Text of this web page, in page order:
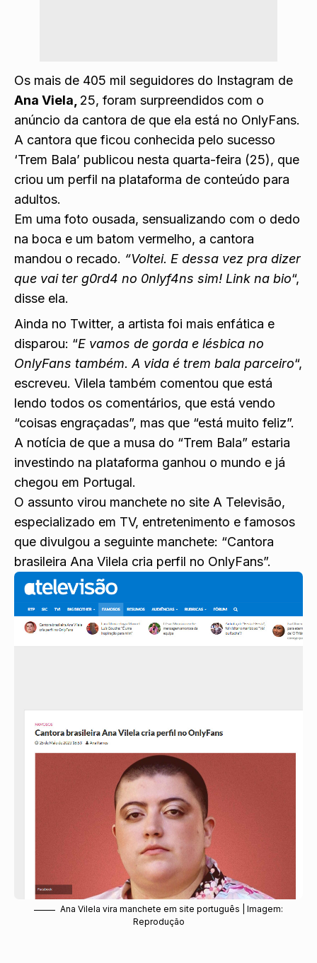
Os mais de 405 mil seguidores do Instagram de
Ana Viela, 25, foram surpreendidos com o
anúncio da cantora de que ela está no OnlyFans.
A cantora que ficou conhecida pelo sucesso
‘Trem Bala’ publicou nesta quarta-feira (25), que
criou um perfil na plataforma de conteúdo para
adultos.
Em uma foto ousada, sensualizando com o dedo
na boca e um batom vermelho, a cantora
mandou o recado. “Voltei. E dessa vez pra dizer
que vai ter g0rd4 no 0nlyf4ns sim! Link na bio“,
disse ela.
Ainda no Twitter, a artista foi mais enfática e
disparou: “E vamos de gorda e lésbica no
OnlyFans também. A vida é trem bala parceiro“,
escreveu. Vilela também comentou que está
lendo todos os comentários, que está vendo
“coisas engraçadas”, mas que “está muito feliz”.
A notícia de que a musa do “Trem Bala” estaria
investindo na plataforma ganhou o mundo e já
chegou em Portugal.
O assunto virou manchete no site A Televisão,
especializado em TV, entretenimento e famosos
que divulgou a seguinte manchete: “Cantora
brasileira Ana Vilela cria perfil no OnlyFans”.
Ana Vilela vira manchete em site português | Imagem:
Reprodução